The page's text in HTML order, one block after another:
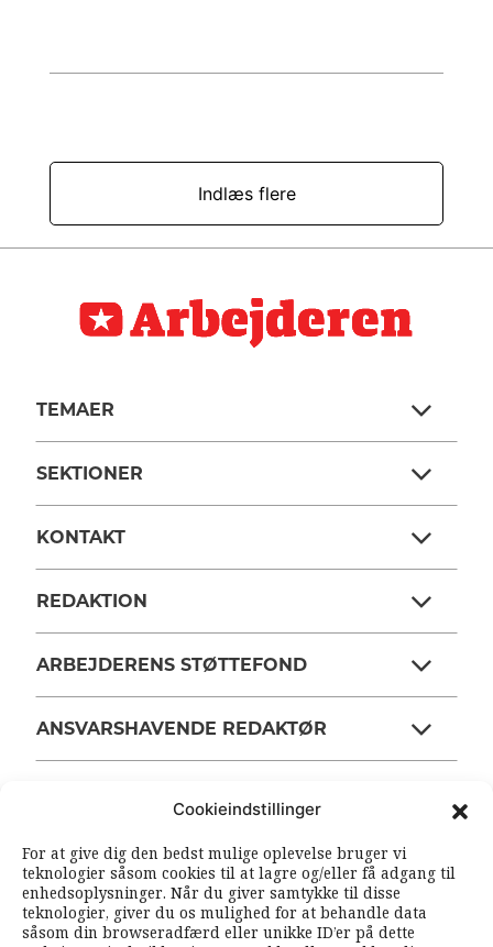
Cookieindstillinger
For at give dig den bedst mulige oplevelse bruger vi
teknologier såsom cookies til at lagre og/eller få adgang til
enhedsoplysninger. Når du giver samtykke til disse
teknologier, giver du os mulighed for at behandle data
såsom din browseradfærd eller unikke ID’er på dette
Indlæs flere
TEMAER
SEKTIONER
KONTAKT
REDAKTION
ARBEJDERENS STØTTEFOND
ANSVARSHAVENDE REDAKTØR
OM ARBEJDEREN
SOUNDCLOUD RSS FEEDS